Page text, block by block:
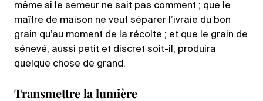
même si le semeur ne sait pas comment ; que le
maître de maison ne veut séparer l’ivraie du bon
grain qu’au moment de la récolte ; et que le grain de
sénevé, aussi petit et discret soit-il, produira
quelque chose de grand.
Transmettre la lumière